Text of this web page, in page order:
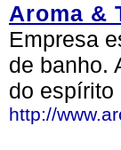
Aroma &
Empresa
de banho.
do espírito
http://